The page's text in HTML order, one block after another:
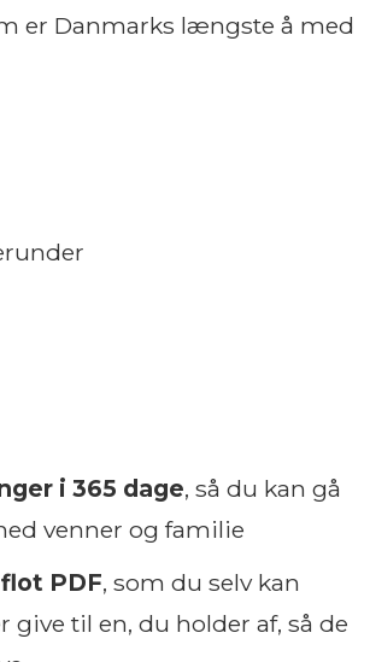
er Danmarks længste å med
i 365 dage, så du kan gå
venner og familie
PDF, som du selv kan
give til en, du holder af, så de